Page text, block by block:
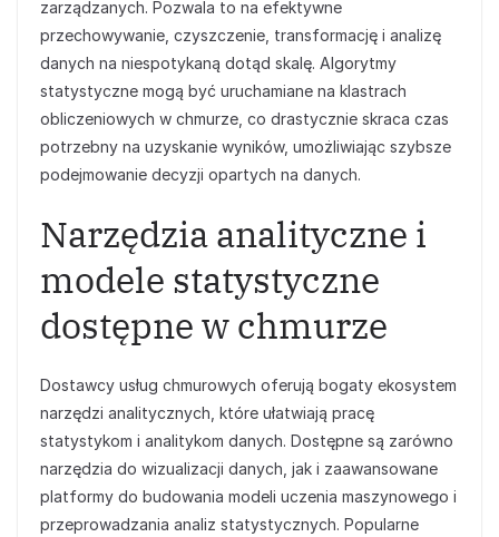
zarządzanych. Pozwala to na efektywne
przechowywanie, czyszczenie, transformację i analizę
danych na niespotykaną dotąd skalę. Algorytmy
statystyczne mogą być uruchamiane na klastrach
obliczeniowych w chmurze, co drastycznie skraca czas
potrzebny na uzyskanie wyników, umożliwiając szybsze
podejmowanie decyzji opartych na danych.
Narzędzia analityczne i
modele statystyczne
dostępne w chmurze
Dostawcy usług chmurowych oferują bogaty ekosystem
narzędzi analitycznych, które ułatwiają pracę
statystykom i analitykom danych. Dostępne są zarówno
narzędzia do wizualizacji danych, jak i zaawansowane
platformy do budowania modeli uczenia maszynowego i
przeprowadzania analiz statystycznych. Popularne